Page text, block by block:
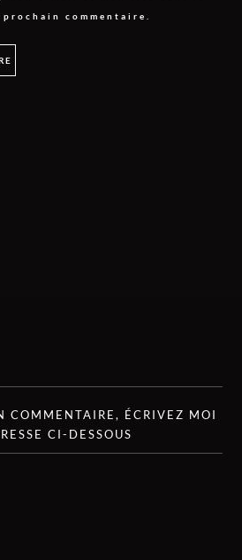
commentaire.
COMMENTAIRE, ÉCRIVEZ MOI
CI-DESSOUS